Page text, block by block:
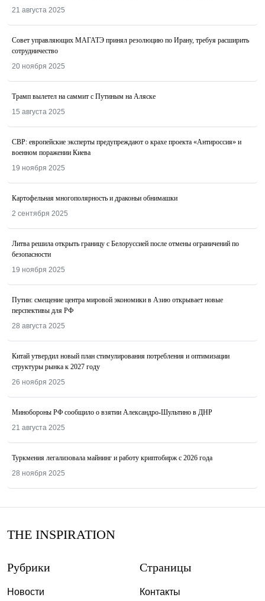
21 августа 2025
Совет управляющих МАГАТЭ принял резолюцию по Ирану, требуя расширить
сотрудничество
20 ноября 2025
Трамп вылетел на саммит с Путиным на Аляске
15 августа 2025
СВР: европейские эксперты предупреждают о крахе проекта «Антироссия» и
военном поражении Киева
19 ноября 2025
Картофельная многополярность и драконьи обнимашки
2 сентября 2025
Литва решила открыть границу с Белоруссией после отмены ограничений по
безопасности
19 ноября 2025
Путин: смещение центра мировой экономики в Азию открывает новые
перспективы для РФ
28 августа 2025
Китай утвердил новый план стимулирования потребления и оптимизации
структуры рынка к 2027 году
26 ноября 2025
Минобороны РФ сообщило о взятии Александро-Шультино в ДНР
21 августа 2025
Туркмения легализовала майнинг и работу криптобирж с 2026 года
28 ноября 2025
THE INSPIRATION
Рубрики
Новости
Страницы
Контакты